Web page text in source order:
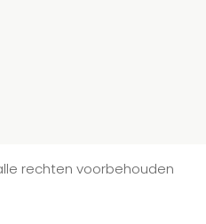
rechten voorbehouden